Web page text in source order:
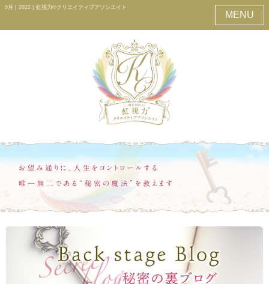
9月 | 2022 | 虹視力®クリエイティブアソシエイト
MENU